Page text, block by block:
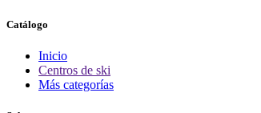
Catálogo
Inicio
Centros de ski
Más categorías